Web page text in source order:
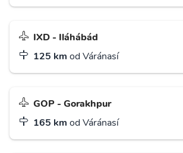
IXD - Iláhábád
125 km od Váránasí
GOP - Gorakhpur
165 km od Váránasí